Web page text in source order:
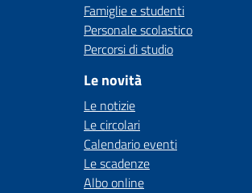
Famiglie e studenti
Personale scolastico
Percorsi di studio
Le novità
Le notizie
Le circolari
Calendario eventi
Le scadenze
Albo online